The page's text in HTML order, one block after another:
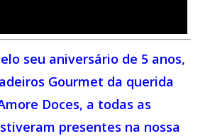
seu aniversário de 5 anos,
Gourmet da querida
Doces, a todas as
presentes na nossa